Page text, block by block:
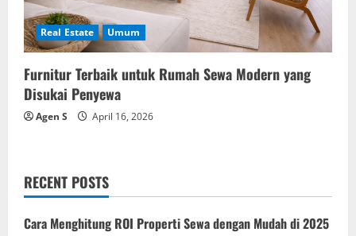
Real Estate Umum
Furnitur Terbaik untuk Rumah Sewa Modern yang
Disukai Penyewa
Agen S April 16, 2026
RECENT POSTS
Cara Menghitung ROI Properti Sewa dengan Mudah di 2025